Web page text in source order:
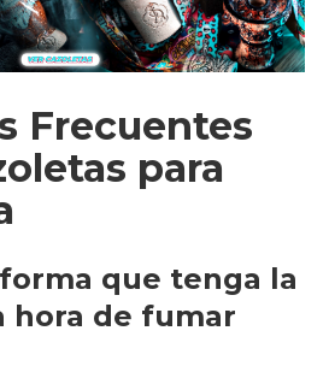
Frecuentes
para
que tenga la
hora de fumar